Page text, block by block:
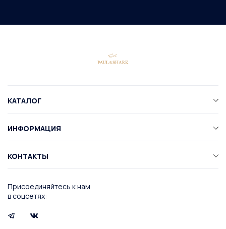
Присоединяйтесь к нам
в соцсетях:
КАТАЛОГ
ИНФОРМАЦИЯ
КОНТАКТЫ